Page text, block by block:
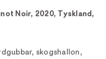
Noir, 2020, Tyskland,
skogshallon,